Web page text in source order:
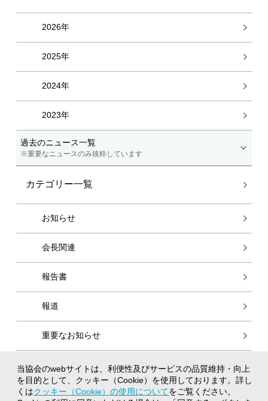
過去のニュース一覧
※重要なニュースのみ抜粋しています
2026年
2025年
2024年
2023年
カテゴリー一覧
お知らせ
会長関連
報告書
報道
重要なお知らせ
個人情報保護方針
クッキー（Cookie）の使用について
当協会のwebサイトは、利便性及びサービスの品質維持・向上
を目的として、クッキー（Cookie）を使用しております。詳し
くはクッキー（Cookie）の使用についてをご覧ください。